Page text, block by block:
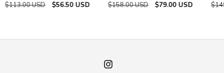
$113.00 USD $56.50 USD $158.00 USD $79.00 USD